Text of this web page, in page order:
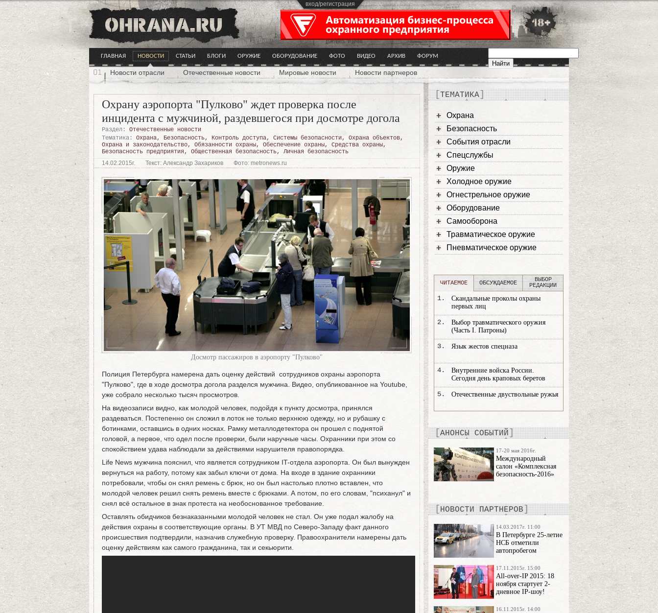
вход/регистрация
ГЛАВНАЯ НОВОСТИ СТАТЬИ БЛОГИ ОРУЖИЕ ОБОРУДОВАНИЕ ФОТО ВИДЕО АРХИВ ФОРУМ
Новости отрасли Отечественные новости Мировые новости Новости партнеров
Охрану аэропорта "Пулково" ждет проверка после
инцидента с мужчиной, раздевшегося при досмотре догола
Раздел:
Отечественные новости
Тематика:
Охрана, Безопасность, Контроль доступа, Системы безопасности, Охрана объектов,
Охрана и законодательство, Обязанности охраны, Обеспечение охраны, Средства охраны,
Безопасность предприятия, Общественная безопасность, Личная безопасность
14.02.2015г.
Текст: Александр Захариков Фото: metronews.ru
Досмотр пассажиров в аэропорту "Пулково"
Полиция Петербурга намерена дать оценку действий сотрудников охраны аэропорта
"Пулково", где в ходе досмотра догола разделся мужчина. Видео, опубликованное на Youtube,
уже собрало несколько тысяч просмотров.
На видеозаписи видно, как молодой человек, подойдя к пункту досмотра, принялся
раздеваться. Постепенно он сложил в лоток не только верхнюю одежду, но и рубашку с
ботинками, оставшись в одних носках. Рамку металлодетектора он прошел с поднятой
головой, а первое, что одел после проверки, были наручные часы. Охранники при этом со
спокойствием удава наблюдали за действиями нарушителя правопорядка.
Life News мужчина пояснил, что является сотрудником IT-отдела аэропорта. Он был вынужден
вернуться на работу, потому как забыл ключи от дома. На входе в здание охранники
потребовали, чтобы он снял ремень с брюк, но он был настолько плотно вставлен, что
молодой человек решил снять ремень вместе с брюками. А потом, по его словам, "психанул" и
снял всё остальное в знак протеста на необоснованное требование.
Оставлять обидчиков безнаказанными молодой человек не стал. Он уже подал жалобу на
действия охраны в соответствующие органы. В УТ МВД по Северо-Западу факт данного
происшествия подтвердили, назначив служебную проверку. Правоохранители намерены дать
оценку действиям как самого гражданина, так и секьюрити.
ТЕМАТИКА
Охрана
Безопасность
События отрасли
Спецслужбы
Оружие
Холодное оружие
Огнестрельное оружие
Оборудование
Самооборона
Травматическое оружие
Пневматическое оружие
ЧИТАЕМОЕ ОБСУЖДАЕМОЕ
ВЫБОР
РЕДАКЦИИ
Скандальные проколы охраны
первых лиц
1.
Выбор травматического оружия
(Часть I. Патроны)
2.
Язык жестов спецназа
3.
Внутренние войска России.
Сегодня день краповых беретов
4.
Отечественные двуствольные ружья
5.
АНОНСЫ СОБЫТИЙ
17-20 мая 2016г.
Международный
салон «Комплексная
безопасность-2016»
НОВОСТИ ПАРТНЕРОВ
14.03.2017г. 11:00
В Петербурге 25-летие
НСБ отметили
автопробегом
17.11.2015г. 15:00
All-over-IP 2015: 18
ноября стартует 2-
дневное IP-шоу!
16.11.2015г. 14:00